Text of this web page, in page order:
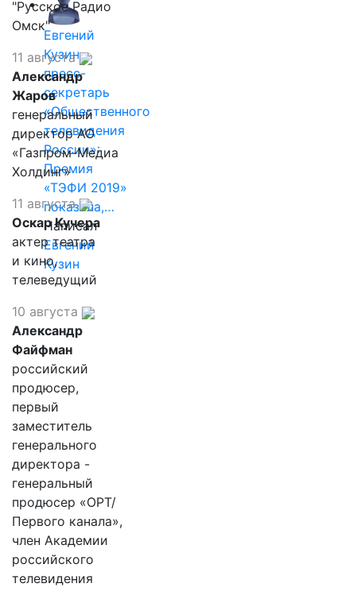
Евгений
Кузин,
пресс-
секретарь
«Общественного
телевидения
России»:
Премия
«ТЭФИ 2019»
показала,…
Написал
Евгений
Кузин
"Русское Радио
Омск"
11 августа
Александр
Жаров
генеральный
директор АО
«Газпром-Медиа
Холдинг»
11 августа
Оскар Кучера
актер театра
и кино,
телеведущий
10 августа
Александр
Файфман
российский
продюсер,
первый
заместитель
генерального
директора -
генеральный
продюсер «ОРТ/
Первого канала»,
член Академии
российского
телевидения